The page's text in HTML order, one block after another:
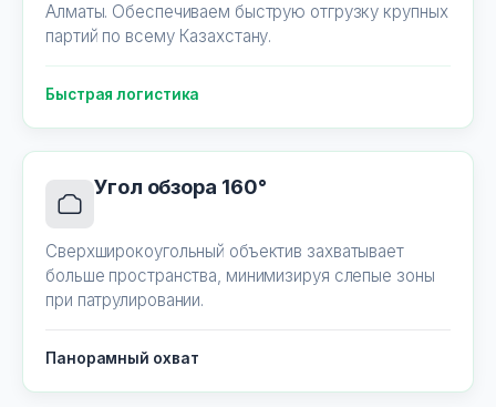
Алматы. Обеспечиваем быструю отгрузку крупных
партий по всему Казахстану.
Быстрая логистика
Угол обзора 160°
Сверхширокоугольный объектив захватывает
больше пространства, минимизируя слепые зоны
при патрулировании.
Панорамный охват